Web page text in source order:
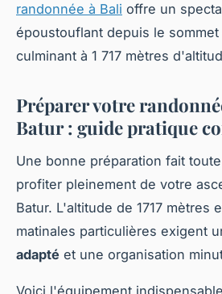
randonnée à Bali offre un
époustouflant depuis le
culminant à 1 717 mètres
Préparer votre
Batur : guide pratique
Une bonne préparation fait
profiter pleinement de votre
Batur. L'altitude de 1717 mètres
matinales particulières exigent
adapté et une organisation
Voici l'équipement